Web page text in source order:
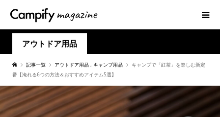
アウトドア用品
記事一覧 アウトドア用品 , キャンプ用品
キャンプで「紅茶」を楽しむ新定
番【淹れる6つの方法＆おすすめアイテム5選】